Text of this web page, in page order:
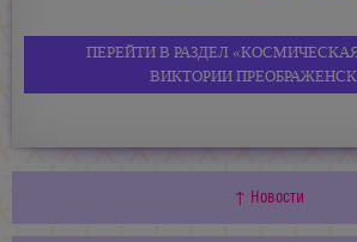
ПЕРЕЙТИ В РАЗДЕЛ
ВИКТОРИИ
↑ Новости